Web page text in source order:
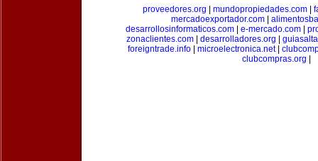
proveedores.org
mundopropiedades.com|
mercadoexportador.com|
desarrollosinformaticos.com| e-mercado.com|
zonaclientes.com| desarrolladores.org
foreigntrade.info
microelectronica.net|
clubcompras.org